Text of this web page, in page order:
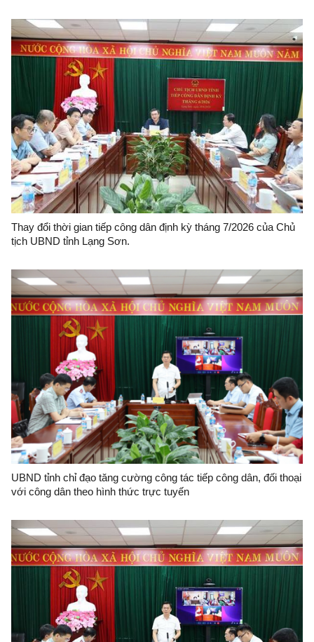
Thay đổi thời gian tiếp công dân định kỳ tháng 7/2026 của Chủ
tịch UBND tỉnh Lạng Sơn.
UBND tỉnh chỉ đạo tăng cường công tác tiếp công dân, đối thoại
với công dân theo hình thức trực tuyến